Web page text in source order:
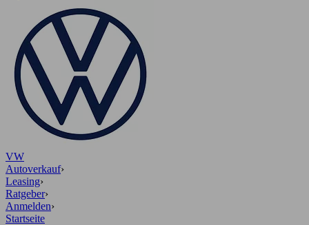
VW
Autoverkauf›
Leasing›
Ratgeber›
Anmelden›
Startseite